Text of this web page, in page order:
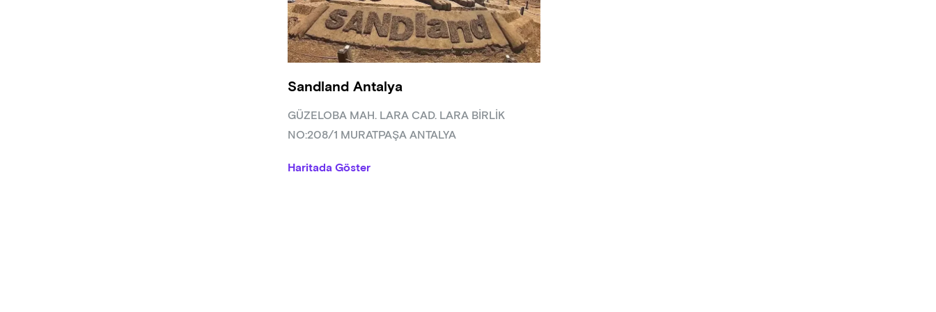
Sandland Antalya
GÜZELOBA MAH. LARA CAD. LARA BİRLİK
NO:208/1 MURATPAŞA ANTALYA
Haritada Göster